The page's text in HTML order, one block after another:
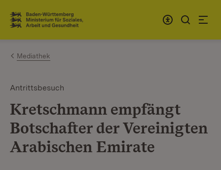
Zum Inhalt springen
Link zur Startseite
Mediathek
Antrittsbesuch
Kretschmann empfängt
Botschafter der Vereinigten
Arabischen Emirate